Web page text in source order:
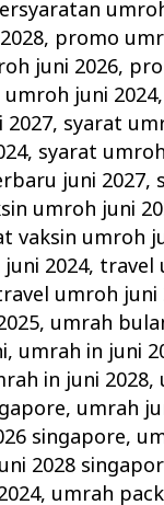
, promo
juni 2026,
juni 2024,
2027, syarat
, syarat
juni 2027,
umroh juni
vaksin umroh
2024, travel
umroh juni
, umrah
, umrah in juni
in juni 2028,
, umrah
singapore,
2028
, umrah